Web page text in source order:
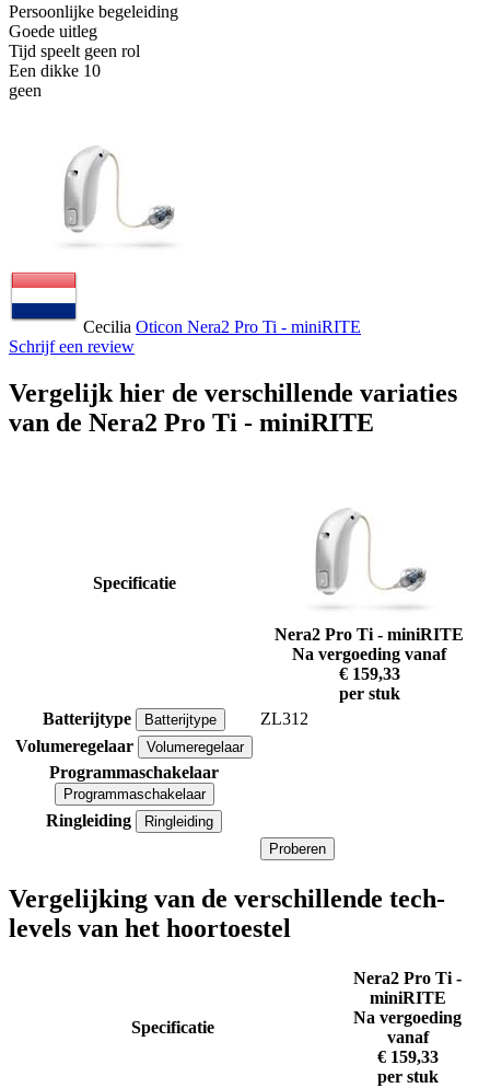
Persoonlijke begeleiding
Goede uitleg
Tijd speelt geen rol
Een dikke 10
geen
Cecilia Oticon Nera2 Pro Ti - miniRITE
Schrijf een review
Vergelijk hier de verschillende variaties
van de Nera2 Pro Ti - miniRITE
Specificatie
Nera2 Pro Ti - miniRITE
Na vergoeding vanaf
€ 159,33
per stuk
Batterijtype
Batterijtype
ZL312
Volumeregelaar
Volumeregelaar
Programmaschakelaar
Programmaschakelaar
Ringleiding
Ringleiding
Proberen
Vergelijking van de verschillende tech-
levels van het hoortoestel
Specificatie
Nera2 Pro Ti -
miniRITE
Na vergoeding
vanaf
€ 159,33
per stuk